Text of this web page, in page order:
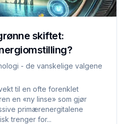
skiftet:
- de vanskelige valgene
til en ofte forenklet
en «ny linse» som gjør
primærenergitalene
trenger for...